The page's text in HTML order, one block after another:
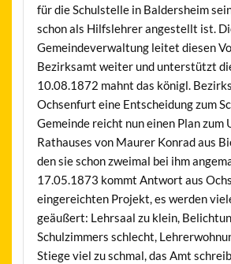
für die Schulstelle in Baldersheim
schon als Hilfslehrer angestellt ist.
Gemeindeverwaltung leitet diesen
Bezirksamt weiter und unterstützt
10.08.1872 mahnt das königl.
Ochsenfurt eine Entscheidung zum
Gemeinde reicht nun einen Plan zum
Rathauses von Maurer Konrad aus
den sie schon zweimal bei ihm
17.05.1873 kommt Antwort aus
eingereichten Projekt, es werden
geäußert: Lehrsaal zu klein,
Schulzimmers schlecht,
Stiege viel zu schmal, das Amt